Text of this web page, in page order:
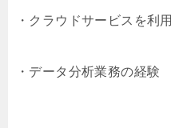
・クラウドサービスを利
・データ分析業務の経験